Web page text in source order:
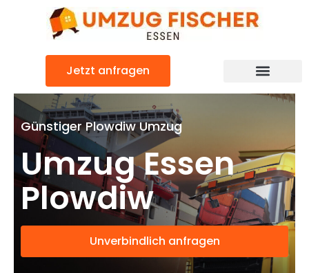
Jetzt anfragen
Günstiger Plowdiw Umzug
Umzug Essen
Plowdiw
Unverbindlich anfragen